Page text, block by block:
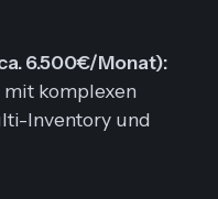
6.500€/Monat):
komplexen
Inventory und